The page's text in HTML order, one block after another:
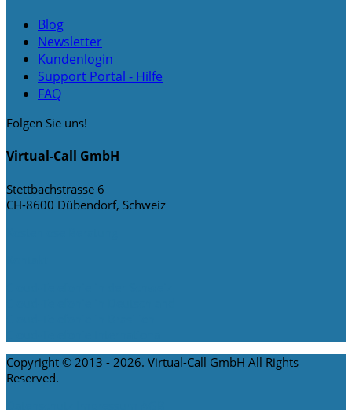
Blog
Newsletter
Kundenlogin
Support Portal - Hilfe
FAQ
Folgen Sie uns!
Virtual-Call GmbH
Stettbachstrasse 6
CH-8600 Dübendorf, Schweiz
Copyright © 2013 - 2026. Virtual-Call GmbH All Rights
Reserved.